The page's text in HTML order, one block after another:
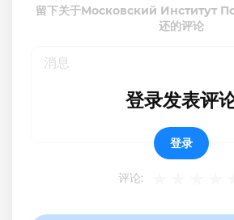
留下关于Московский Институт
还的评论
评论:
登录发表评
登录